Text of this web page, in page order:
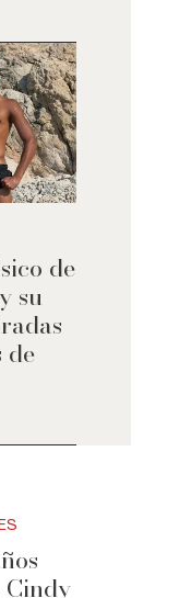
de
su
de
Cindy